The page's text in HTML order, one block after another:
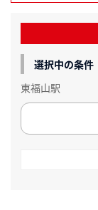
選択中の条件
東福山駅